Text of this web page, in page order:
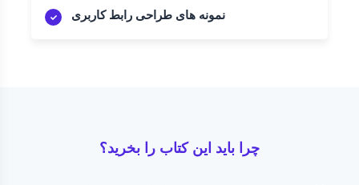
نمونه های طراحی رابط کاربری
چرا باید این کتاب را بخرید؟